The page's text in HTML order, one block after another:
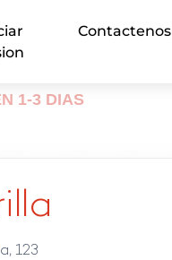
Contactenos
1-3 DIAS
123